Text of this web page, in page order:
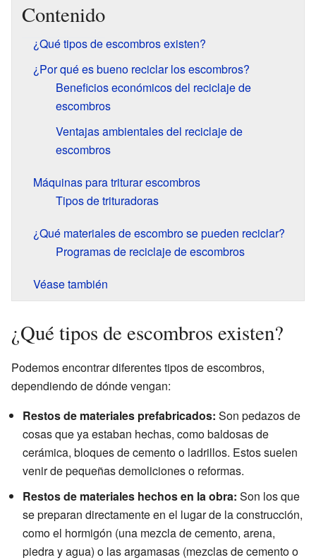
Contenido
¿Qué tipos de escombros existen?
¿Por qué es bueno reciclar los escombros?
Beneficios económicos del reciclaje de
escombros
Ventajas ambientales del reciclaje de
escombros
Máquinas para triturar escombros
Tipos de trituradoras
¿Qué materiales de escombro se pueden reciclar?
Programas de reciclaje de escombros
Véase también
¿Qué tipos de escombros existen?
Podemos encontrar diferentes tipos de escombros,
dependiendo de dónde vengan:
Restos de materiales prefabricados: Son pedazos de
cosas que ya estaban hechas, como baldosas de
cerámica, bloques de cemento o ladrillos. Estos suelen
venir de pequeñas demoliciones o reformas.
Restos de materiales hechos en la obra: Son los que
se preparan directamente en el lugar de la construcción,
como el hormigón (una mezcla de cemento, arena,
piedra y agua) o las argamasas (mezclas de cemento o